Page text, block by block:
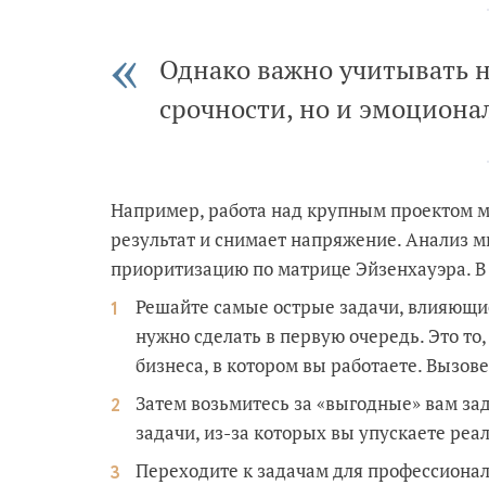
Однако важно учитывать
срочности, но и
Например, работа над крупным проектом
результат и снимает напряжение. Анализ
приоритизацию по матрице Эйзенхауэра.
Решайте самые острые задачи,
нужно сделать в первую очередь. Это
бизнеса, в котором вы работаете.
Затем возьмитесь за «выгодные» вам
задачи, из-за которых вы упускаете
Переходите к задачам для